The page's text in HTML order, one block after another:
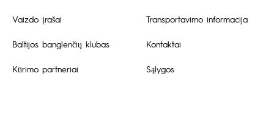
Vaizdo įrašai
Baltijos banglenčių klubas
Kūrimo partneriai
Transportavimo informacija
Kontaktai
Sąlygos